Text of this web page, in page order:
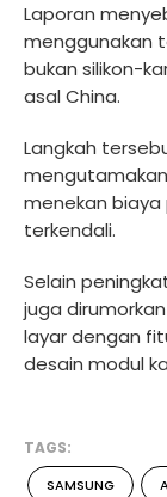
Laporan
menggunakan
bukan silikon-
asal China.
Langkah
menekan
terkendali.
Selain
juga
layar dengan
desain modul
TAGS:
SAMSUNG